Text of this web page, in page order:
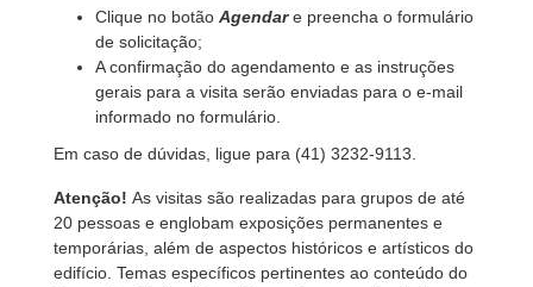
Clique no botão Agendare preencha o formulário
de solicitação;
A confirmação do agendamento e as instruções
gerais para a visita serão enviadas para o e-mail
informado no formulário.
Em caso de dúvidas, ligue para (41) 3232-9113.
Atenção! As visitas são realizadas para grupos de até
20 pessoas e englobam exposições permanentes e
temporárias, além de aspectos históricos e artísticos do
edifício. Temas específicos pertinentes ao conteúdo do